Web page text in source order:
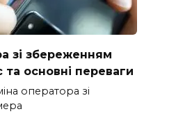
зі збереженням
основні переваги
оператора зі